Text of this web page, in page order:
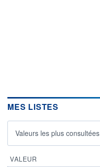
MES LISTES
Valeurs les plus consultées
VALEUR